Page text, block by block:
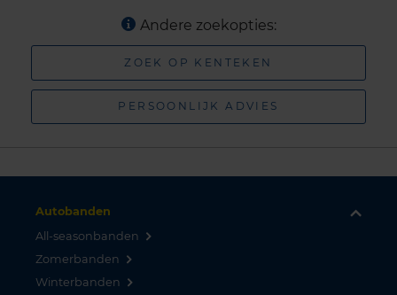
Andere zoekopties:
ZOEK OP KENTEKEN
PERSOONLIJK ADVIES
Autobanden
All-seasonbanden
Zomerbanden
Winterbanden